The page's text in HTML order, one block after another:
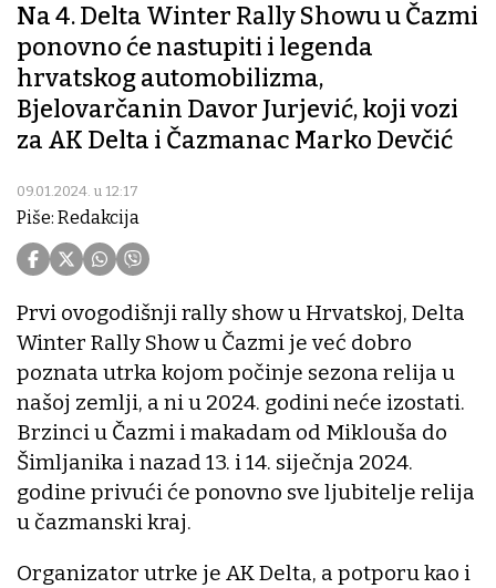
Na 4. Delta Winter Rally Showu u Čazmi
ponovno će nastupiti i legenda
hrvatskog automobilizma,
Bjelovarčanin Davor Jurjević, koji vozi
za AK Delta i Čazmanac Marko Devčić
09.01.2024. u 12:17
Piše: Redakcija
Prvi ovogodišnji rally show u Hrvatskoj, Delta
Winter Rally Show u Čazmi je već dobro
poznata utrka kojom počinje sezona relija u
našoj zemlji, a ni u 2024. godini neće izostati.
Brzinci u Čazmi i makadam od Miklouša do
Šimljanika i nazad 13. i 14. siječnja 2024.
godine privući će ponovno sve ljubitelje relija
u čazmanski kraj.
Organizator utrke je AK Delta, a potporu kao i